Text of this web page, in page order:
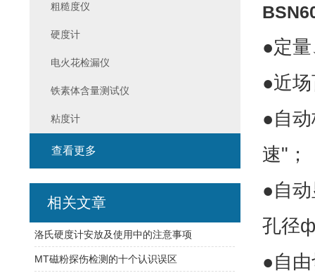
●定
●近
●自
速"；
●自
孔径
●自
粗糙度仪
硬度计
电火花检漏仪
铁素体含量测试仪
粘度计
查看更多
相关文章
洛氏硬度计安放及使用中的注意事项
MT磁粉探伤检测的十个认识误区